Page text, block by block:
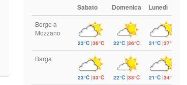
Sabato Domenica Lunedì
Borgo a
Mozzano
23°C |36°C 22°C |36°C 21°C |37°C
Barga
23°C |33°C 22°C |33°C 21°C |34°C